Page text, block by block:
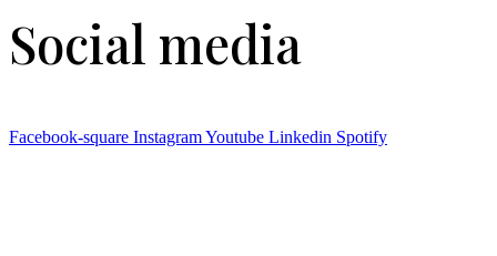
Social media
Facebook-square InstagramYoutube Linkedin Spotify